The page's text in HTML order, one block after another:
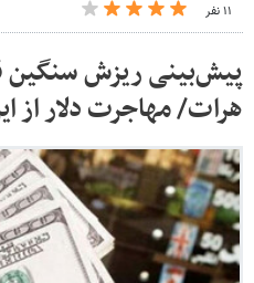
۱۱ نفر
پیش‌بینی ریزش سنگین
هرات/ مهاجرت دلار از